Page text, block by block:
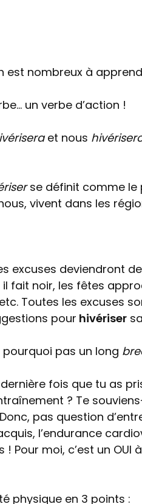
est nombreux à
un verbe d’action !
et nous
se définit comme le
vivent dans les
excuses deviendront
fait noir, les fêtes
Toutes les excuses
pour hivériser
pas un long
fois que tu as
? Te
pas question
l’endurance
Pour moi, c’est un OUI à
physique en 3 points :